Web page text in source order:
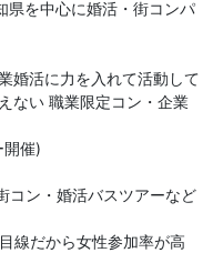
県を中心に婚活・街コンパ
婚活に力を入れて活動して
ない 職業限定コン・企業
催)
コン・婚活バスツアーなど
線だから女性参加率が高